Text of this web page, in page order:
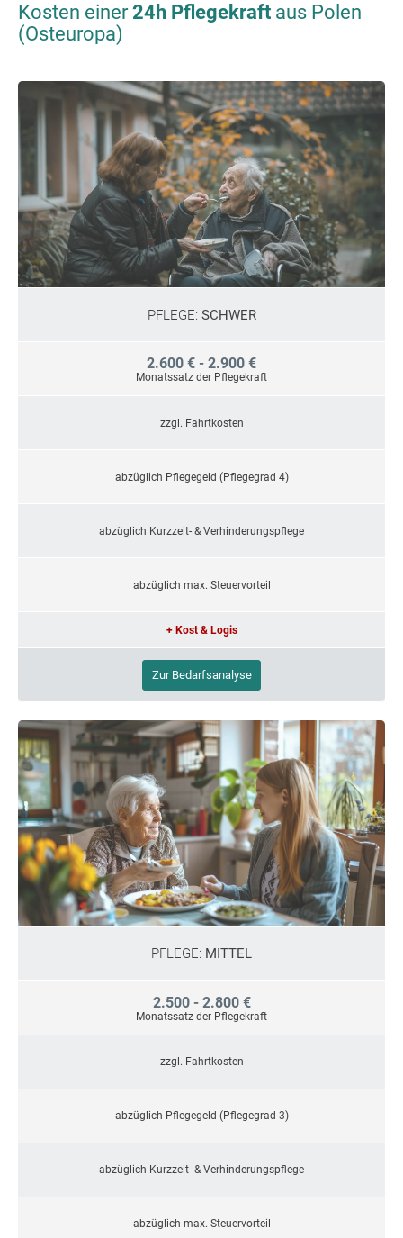
Kosten einer24h Pflegekraft aus Polen
(Osteuropa)
PFLEGE: SCHWER
2.600 € - 2.900 €
Monatssatz der Pflegekraft
zzgl. Fahrtkosten
abzüglich Pflegegeld (Pflegegrad 4)
abzüglich Kurzzeit- & Verhinderungspflege
abzüglich max. Steuervorteil
+ Kost & Logis
Zur Bedarfsanalyse
PFLEGE: MITTEL
2.500 - 2.800 €
Monatssatz der Pflegekraft
zzgl. Fahrtkosten
abzüglich Pflegegeld (Pflegegrad 3)
abzüglich Kurzzeit- & Verhinderungspflege
abzüglich max. Steuervorteil